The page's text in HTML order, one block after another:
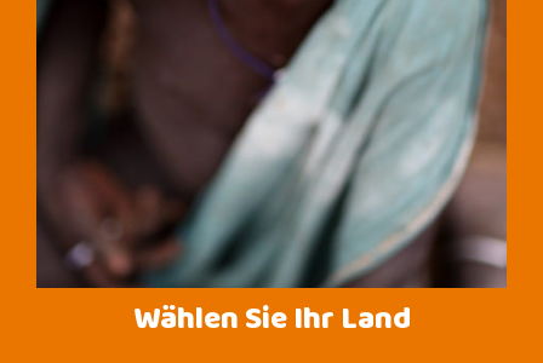
Wählen Sie Ihr Land